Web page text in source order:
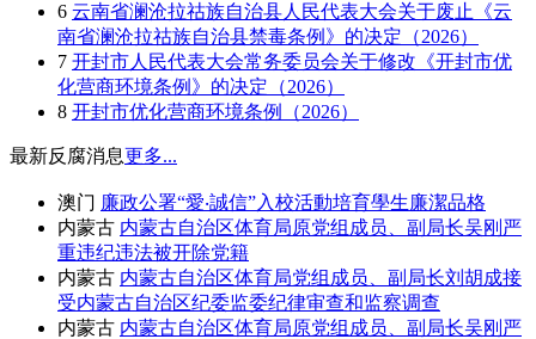
6 云南省澜沧拉祜族自治县人民代表大会关于废止《云
南省澜沧拉祜族自治县禁毒条例》的决定（2026）
7 开封市人民代表大会常务委员会关于修改《开封市优
化营商环境条例》的决定（2026）
8 开封市优化营商环境条例（2026）
最新反腐消息更多...
澳门 廉政公署“愛‧誠信”入校活動培育學生廉潔品格
内蒙古 内蒙古自治区体育局原党组成员、副局长吴刚严
重违纪违法被开除党籍
内蒙古 内蒙古自治区体育局党组成员、副局长刘胡成接
受内蒙古自治区纪委监委纪律审查和监察调查
内蒙古 内蒙古自治区体育局原党组成员、副局长吴刚严